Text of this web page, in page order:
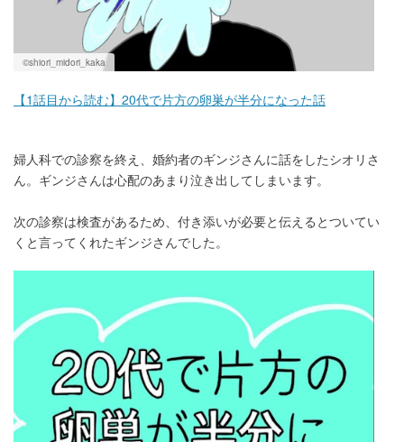
©shiori_midori_kaka
【1話目から読む】20代で片方の卵巣が半分になった話
婦人科での診察を終え、婚約者のギンジさんに話をしたシオリさ
ん。ギンジさんは心配のあまり泣き出してしまいます。
次の診察は検査があるため、付き添いが必要と伝えるとついてい
くと言ってくれたギンジさんでした。